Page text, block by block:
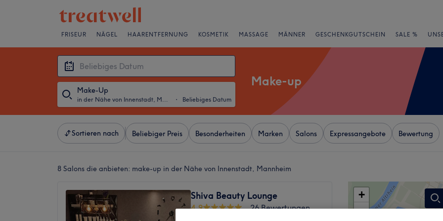
FRISEUR NÄGEL HAARENTFERNUNG KOSMETIK MASSAGE MÄNNER GESCHENKGUTSCHEIN SALE %
Make-Up
in der Nähe von Innenstadt, Mannheim ・ Beliebiges Datum
Make-up
Sortieren nach Beliebiger Preis Besonderheiten Marken Salons Expressangebote Bewertung
8 Salons die anbieten: make-up in der Nähe von Innenstadt, Mannheim
Shiva Beauty Lounge
4,9
26 Bewertungen
+
−